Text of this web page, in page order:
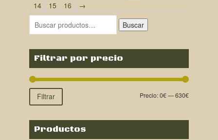
14
15 16
→
Buscar
Filtrar por precio
Filtrar Precio:0€—630€
Productos